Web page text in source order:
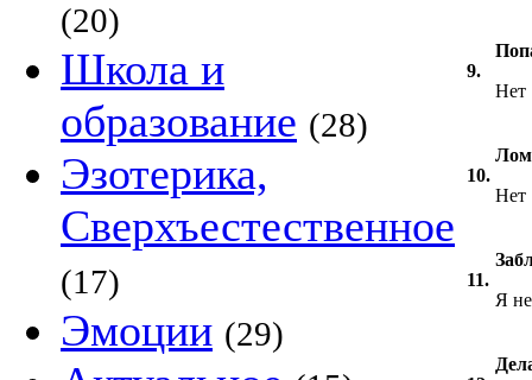
(20)
Школа и
образование (28)
Эзотерика,
Сверхъестественное
(17)
Эмоции (29)
9.
Нет
10.
Нет
11.
Я